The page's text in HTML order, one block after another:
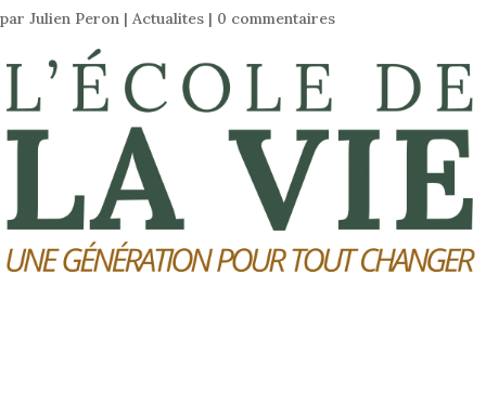
par Julien Peron | Actualites | 0 commentaires